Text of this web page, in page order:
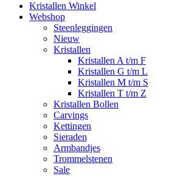
Kristallen Winkel
Webshop
Steenleggingen
Nieuw
Kristallen
Kristallen A t/m F
Kristallen G t/m L
Kristallen M t/m S
Kristallen T t/m Z
Kristallen Bollen
Carvings
Kettingen
Sieraden
Armbandjes
Trommelstenen
Sale